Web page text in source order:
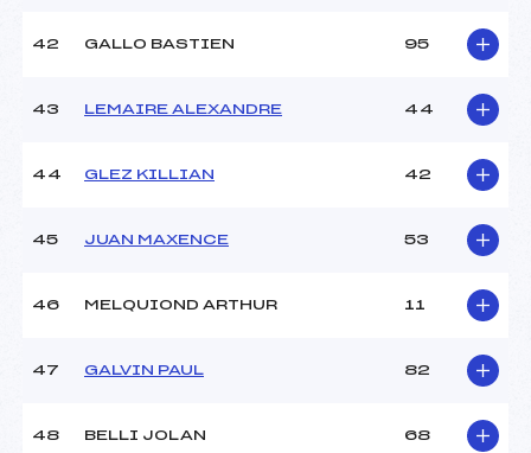
42 GALLO BASTIEN 95
43 LEMAIRE ALEXANDRE 44
44 GLEZ KILLIAN 42
45 JUAN MAXENCE 53
46 MELQUIOND ARTHUR 11
47 GALVIN PAUL 82
48 BELLI JOLAN 68